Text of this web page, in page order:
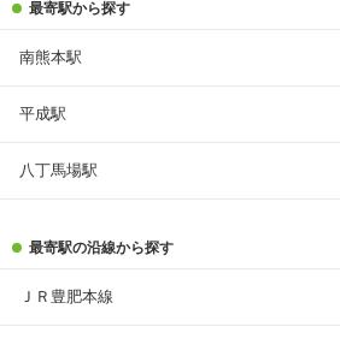
最寄駅から探す
南熊本駅
平成駅
八丁馬場駅
最寄駅の沿線から探す
ＪＲ豊肥本線